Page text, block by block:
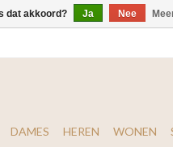
DAMES HEREN WONEN
dat akkoord? Ja Nee